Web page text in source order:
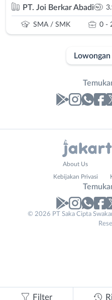
PT. Joi Berkar Abadi
SMA / SMK 0 -
No. Telp /
Asisten
Selatan
X
Filter
About Us
Kebijakan Privasi
© 2026 PT Saka Cipta